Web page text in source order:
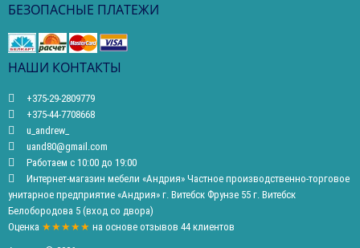
БЕЗОПАСНЫЕ ПЛАТЕЖИ
НАШИ КОНТАКТЫ
+375-29-2809779
+375-44-7708668
u_andrew_
uand80@gmail.com
Работаем с 10:00 до 19:00
Интернет-магазин мебели «Андрия» Частное производственно-торговое
унитарное предприятие «Андрия» г. Витебск Фрунзе 55 г. Витебск
Белобородова 5 (вход со двора)
Оценка ★★★★★ на основе отзывов 44 клиентов